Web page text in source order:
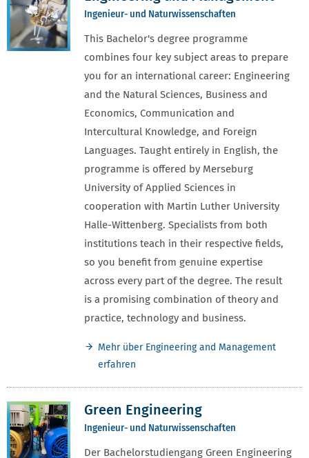
Ingenieur- und Naturwissenschaften
This Bachelor's degree programme
combines four key subject areas to prepare
you for an international career: Engineering
and the Natural Sciences, Business and
Economics, Communication and
Intercultural Knowledge, and Foreign
Languages. Taught entirely in English, the
programme is offered by Merseburg
University of Applied Sciences in
cooperation with Martin Luther University
Halle-Wittenberg. Specialists from both
institutions teach in their respective fields,
so you benefit from genuine expertise
across every part of the degree. The result
is a promising combination of theory and
practice, technology and business.
Mehr über Engineering and Management
erfahren
Green Engineering
Ingenieur- und Naturwissenschaften
Der Bachelorstudiengang Green Engineering